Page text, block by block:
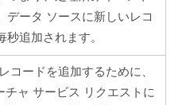
データ ソースに新しいレコ
秒追加されます。
コードを追加するために、
チャ サービス リクエストに